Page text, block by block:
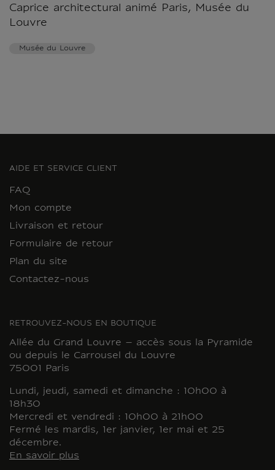
Caprice architectural animé Paris, Musée du
Louvre
Musée du Louvre
AIDE ET SERVICE CLIENT
FAQ
Mon compte
Livraison et retour
Formulaire de retour
Plan du site
Contactez-nous
RETROUVEZ-NOUS EN BOUTIQUE
Allée du Grand Louvre – accès sous la Pyramide
ou depuis le Carrousel du Louvre
75001 Paris
Lundi, jeudi, samedi et dimanche : 10h00 à
18h30
Mercredi et vendredi : 10h00 à 21h00
Fermé les mardis, 1er janvier, 1er mai et 25
décembre.
En savoir plus